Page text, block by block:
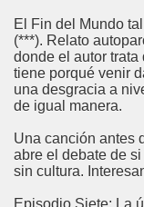
El Fin del Mundo
(***). Relato
donde el autor
tiene porqué venir
una desgracia a
de igual manera.
Una canción antes
abre el debate de
sin cultura.
Episodio Siete: La